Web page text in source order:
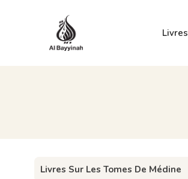
Livres
Livres Sur Les Tomes De Médine